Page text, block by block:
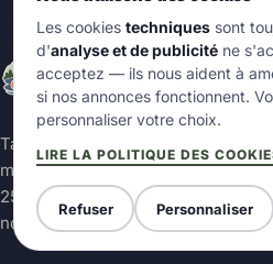
AventuraEN EL
ALQUILER DE CANOAS ·
aventuraenelsella.es
Ta journée sur la rivière Sella,
moindres détails. Depuis
25 ans à faire découvrir les
nous rendre visite.
Les cookies techniques sont
d'analyse et de publicité ne
acceptez — ils nous aident à
si nos annonces fonctionnent.
personnaliser votre choix.
LIRE LA POLITIQUE DES
Refuser Personnaliser